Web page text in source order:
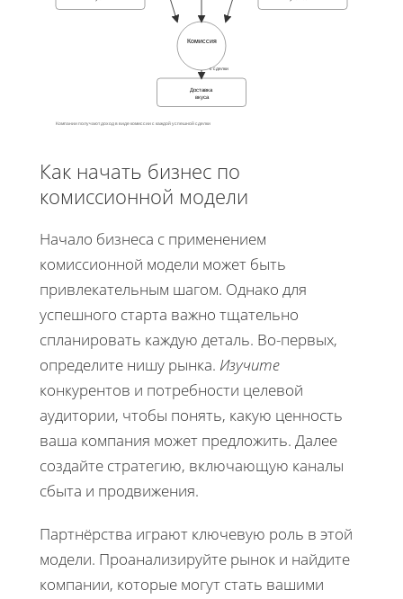
Доставка
вкуса
Комиссия
с сделки
Компании получают доход в виде комиссии с каждой успешной сделки
Как начать бизнес по
комиссионной модели
Начало бизнеса с применением
комиссионной модели может быть
привлекательным шагом. Однако для
успешного старта важно тщательно
спланировать каждую деталь. Во-первых,
определите нишу рынка. Изучите
конкурентов и потребности целевой
аудитории, чтобы понять, какую ценность
ваша компания может предложить. Далее
создайте стратегию, включающую каналы
сбыта и продвижения.
Партнёрства играют ключевую роль в этой
модели. Проанализируйте рынок и найдите
компании, которые могут стать вашими